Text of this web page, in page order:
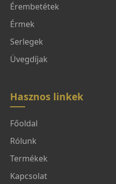
Érembetétek
Érmek
Serlegek
Üvegdíjak
Hasznos linkek
Főoldal
Rólunk
Termékek
Kapcsolat